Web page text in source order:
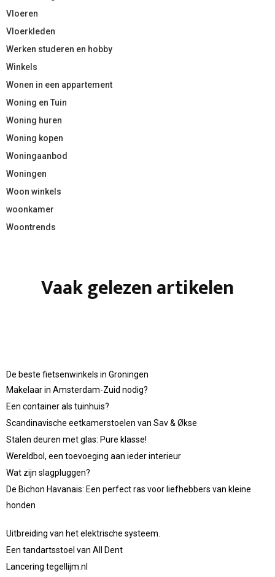
Vloeren
Vloerkleden
Werken studeren en hobby
Winkels
Wonen in een appartement
Woning en Tuin
Woning huren
Woning kopen
Woningaanbod
Woningen
Woon winkels
woonkamer
Woontrends
Vaak gelezen artikelen
De beste fietsenwinkels in Groningen
Makelaar in Amsterdam-Zuid nodig?
Een container als tuinhuis?
Scandinavische eetkamerstoelen van Sav & Økse
Stalen deuren met glas: Pure klasse!
Wereldbol, een toevoeging aan ieder interieur
Wat zijn slagpluggen?
De Bichon Havanais: Een perfect ras voor liefhebbers van kleine
honden
Uitbreiding van het elektrische systeem.
Een tandartsstoel van All Dent
Lancering tegellijm.nl